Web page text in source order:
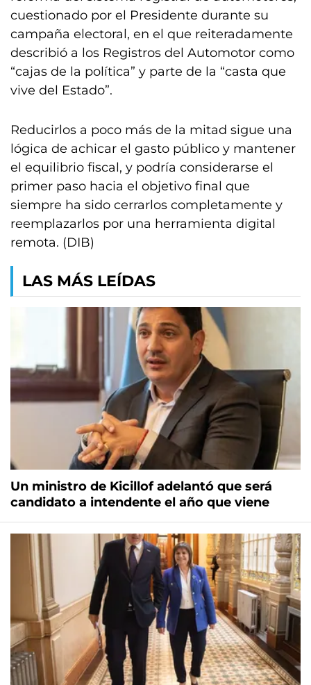
cuestionado por el Presidente durante su
campaña electoral, en el que reiteradamente
describió a los Registros del Automotor como
“cajas de la política” y parte de la “casta que
vive del Estado”.
Reducirlos a poco más de la mitad sigue una
lógica de achicar el gasto público y mantener
el equilibrio fiscal, y podría considerarse el
primer paso hacia el objetivo final que
siempre ha sido cerrarlos completamente y
reemplazarlos por una herramienta digital
remota. (DIB)
LAS MÁS LEÍDAS
Un ministro de Kicillof adelantó que será
candidato a intendente el año que viene